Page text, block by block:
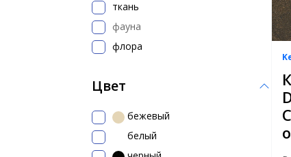
ткань
фауна
флора
Цвет
бежевый
белый